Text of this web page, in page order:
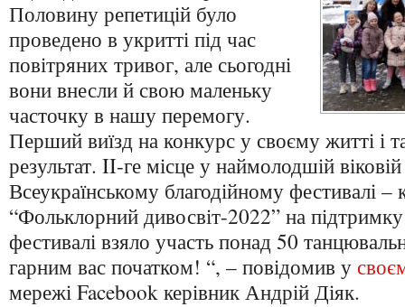
Половину репетицій було
проведено в укритті під час
повітряних тривог, але сьогодні
вони внесли й свою маленьку
часточку в нашу перемогу.
Перший виїзд на конкурс у своєму житті і
результат. II-ге місце у наймолодшій віковій
Всеукраїнському благодійному фестивалі –
“Фольклорний дивосвіт-2022” на
фестивалі взяло участь понад 50
гарним вас початком! “, – повідомив у
мережі Facebook керівник Андрій Діяк.